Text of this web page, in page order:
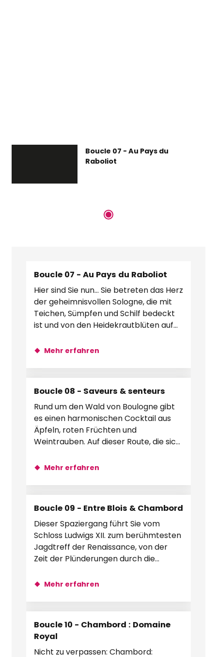
Boucle 07 - Au Pays du
Raboliot
Boucle 07 - Au Pays du Raboliot
Hier sind Sie nun... Sie betreten das Herz
der geheimnisvollen Sologne, die mit
Teichen, Sümpfen und Schilf bedeckt
ist und von den Heidekrautblüten auf
Mehr erfahren
Boucle 08 - Saveurs & senteurs
Rund um den Wald von Boulogne gibt
es einen harmonischen Cocktail aus
Äpfeln, roten Früchten und
Weintrauben. Auf dieser Route, die sich
Mehr erfahren
Boucle 09 - Entre Blois & Chambord
Dieser Spaziergang führt Sie vom
Schloss Ludwigs XII. zum berühmtesten
Jagdtreff der Renaissance, von der
Zeit der Plünderungen durch die
Mehr erfahren
Boucle 10 - Chambord : Domaine
Royal
Nicht zu verpassen: Chambord: